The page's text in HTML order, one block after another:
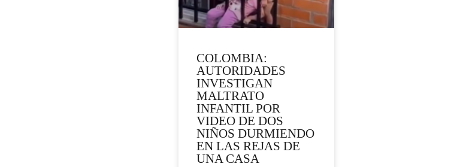
COLOMBIA:
AUTORIDADES
INVESTIGAN
MALTRATO
INFANTIL POR
VIDEO DE DOS
NIÑOS DURMIENDO
EN LAS REJAS DE
UNA CASA